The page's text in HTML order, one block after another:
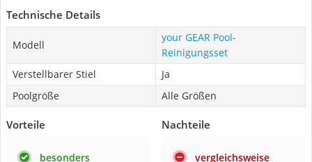
Technische Details
Modell
your GEAR Pool-
Reinigungsset
Verstellbarer Stiel
Ja
Poolgröße
Alle Größen
Vorteile
besonders
Nachteile
vergleichsweise